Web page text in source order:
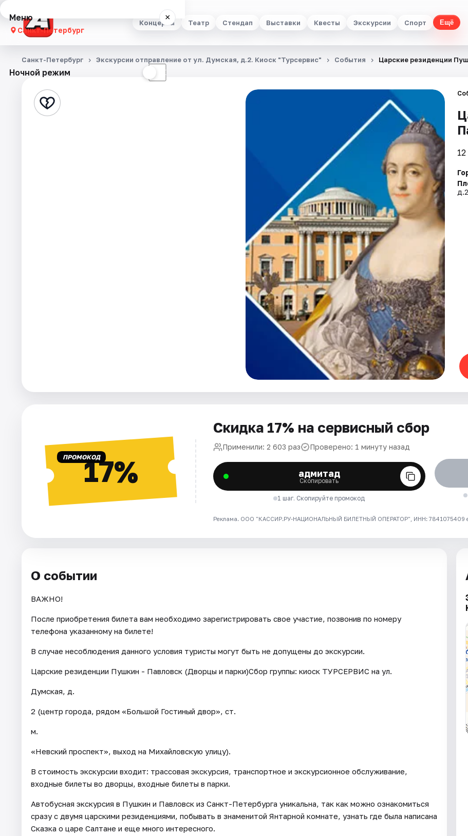
Концерты Театр Стендап Выставки Квесты Экскурсии Спорт Ещё
Меню ×
Санкт-Петербург
Концерты
Стендап
Ночной режим ☾
Санкт-Петербург Экскурсии отправление от ул. Думская, д.2. Киоск "Турсервис" События Царские резиденции
ПРОМОКОД17%
Скидка 17% на сервисный сбор
Применили: 2 603 раз Проверено: 1 минуту назад
адмитад
Скопировать
1 шаг. Скопируйте промокод
Реклама. ООО "КАССИР.РУ-НАЦИОНАЛЬНЫЙ БИЛЕТНЫЙ ОПЕРАТОР", ИНН: 7841075409
О событии
ВАЖНО!
После приобретения билета вам необходимо зарегистрировать свое участие, позвонив по номеру
телефона указанному на билете!
В случае несоблюдения данного условия туристы могут быть не допущены до экскурсии.
Царские резиденции Пушкин - Павловск (Дворцы и парки)Сбор группы: киоск ТУРСЕРВИС на ул.
Думская, д.
2 (центр города, рядом «Большой Гостиный двор», ст.
м.
«Невский проспект», выход на Михайловскую улицу).
В стоимость экскурсии входит: трассовая экскурсия, транспортное и экскурсионное обслуживание,
входные билеты во дворцы, входные билеты в парки.
Автобусная экскурсия в Пушкин и Павловск из Санкт-Петербурга уникальна, так как можно ознакомиться
сразу с двумя царскими резиденциями, побывать в знаменитой Янтарной комнате, узнать где была написана
Сказка о царе Салтане и еще много интересного.